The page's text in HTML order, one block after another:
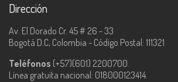
Dirección
Av. El Dorado Cr. 45 # 26 - 33
Bogotá D.C, Colombia - Código Postal: 111321
Teléfonos (+57)(601) 2200700.
Línea gratuita nacional: 018000123414.